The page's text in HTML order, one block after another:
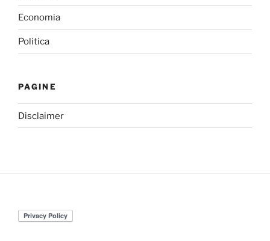
Economia
Politica
PAGINE
Disclaimer